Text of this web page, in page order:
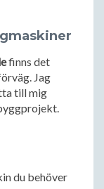
finns det
Jag
till mig
du behöver